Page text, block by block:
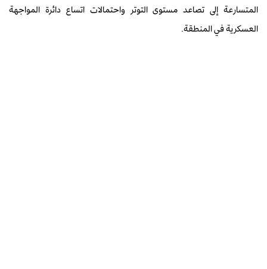
المتسارعة إلى تصاعد مستوى التوتر واحتمالات اتساع دائرة المواجهة
العسكرية في المنطقة.